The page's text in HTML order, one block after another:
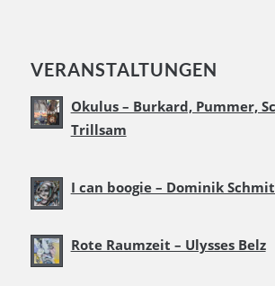
VERANSTALTUNGEN
Okulus – Burkard, Pummer,
Trillsam
I can boogie – Dominik
Rote Raumzeit – Ulysses Belz